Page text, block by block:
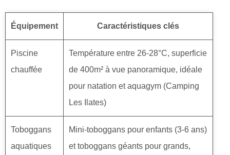
Équipement Caractéristiques clés
Piscine
chauffée
Température entre 26-28°C, superficie
de 400m² à vue panoramique, idéale
pour natation et aquagym (Camping
Les Ilates)
Toboggans
aquatiques
Mini-toboggans pour enfants (3-6 ans)
et toboggans géants pour grands,